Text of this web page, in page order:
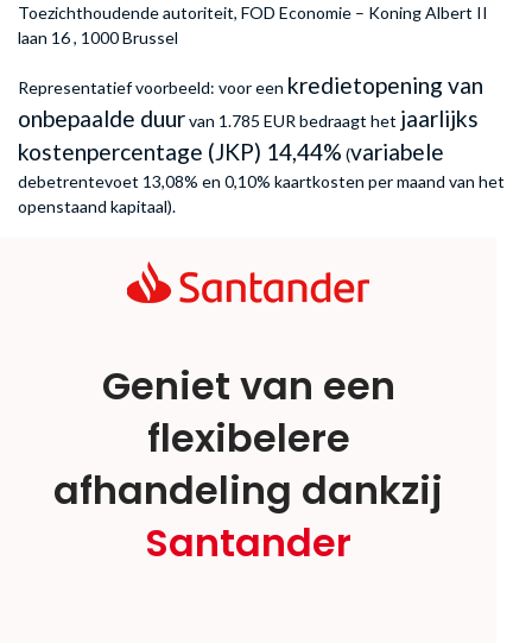
Toezichthoudende autoriteit, FOD Economie – Koning Albert II
laan 16 , 1000 Brussel
Representatief voorbeeld: voor een kredietopening van
onbepaalde duurvan 1.785 EUR bedraagt het jaarlijks
kostenpercentage (JKP) 14,44% (variabele
debetrentevoet 13,08% en 0,10% kaartkosten per maand van het
openstaand kapitaal).
Geniet van een
flexibelere
afhandeling dankzij
Santander